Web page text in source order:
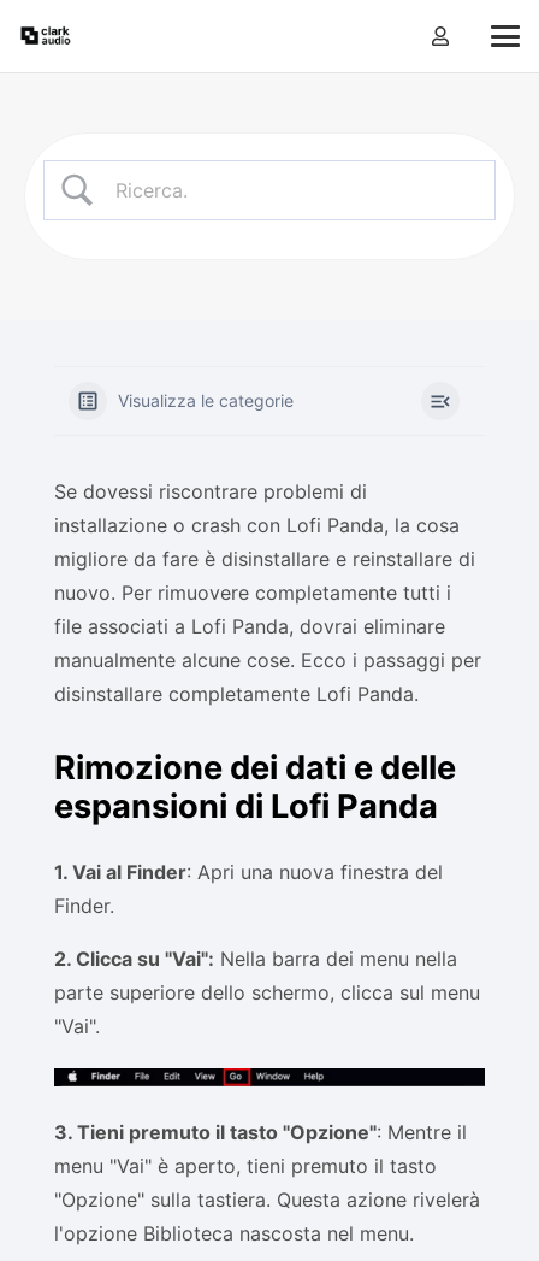
Visualizza le categorie
Se dovessi riscontrare problemi di
installazione o crash con Lofi Panda, la cosa
migliore da fare è disinstallare e reinstallare di
nuovo. Per rimuovere completamente tutti i
file associati a Lofi Panda, dovrai eliminare
manualmente alcune cose. Ecco i passaggi per
disinstallare completamente Lofi Panda.
Rimozione dei dati e delle
espansioni di Lofi Panda
1. Vai al Finder: Apri una nuova finestra del
Finder.
2. Clicca su "Vai": Nella barra dei menu nella
parte superiore dello schermo, clicca sul menu
"Vai".
3. Tieni premuto il tasto "Opzione": Mentre il
menu "Vai" è aperto, tieni premuto il tasto
"Opzione" sulla tastiera. Questa azione rivelerà
l'opzione Biblioteca nascosta nel menu.